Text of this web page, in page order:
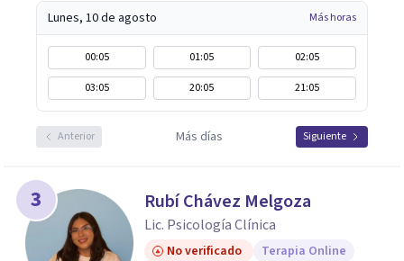
Lunes, 10 de agosto Más horas
00:05 01:05
02:05
03:05
20:05 21:05
Anterior Más días Siguiente
3 Rubí Chávez Melgoza
Lic. Psicología Clínica
No verificado Terapia Online